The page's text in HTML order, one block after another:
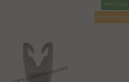
Yeni Ürün
Hemen Kargo